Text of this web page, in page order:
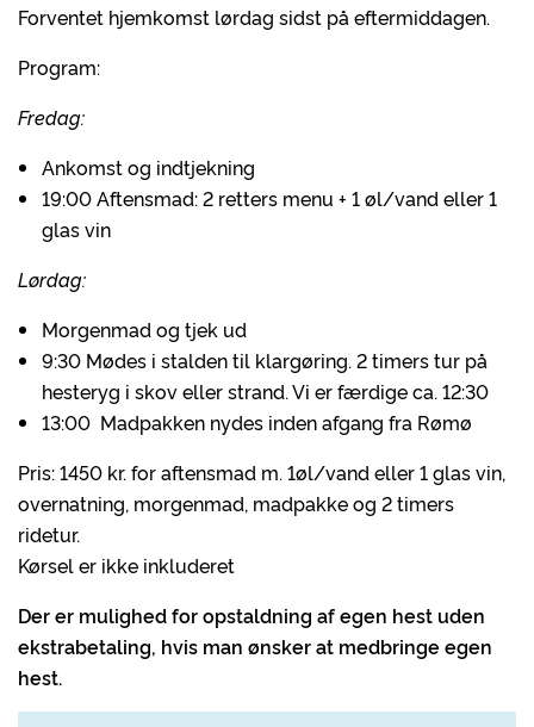
Forventet hjemkomst lørdag sidst på eftermiddagen.
Program:
Fredag:
Ankomst og indtjekning
19:00 Aftensmad: 2 retters menu + 1 øl/vand eller 1
glas vin
Lørdag:
Morgenmad og tjek ud
9:30 Mødes i stalden til klargøring. 2 timers tur på
hesteryg i skov eller strand. Vi er færdige ca. 12:30
13:00 Madpakken nydes inden afgang fra Rømø
Pris: 1450 kr. for aftensmad m. 1øl/vand eller 1 glas vin,
overnatning, morgenmad, madpakke og 2 timers
ridetur.
Kørsel er ikke inkluderet
Der er mulighed for opstaldning af egen hest uden
ekstrabetaling, hvis man ønsker at medbringe egen
hest.